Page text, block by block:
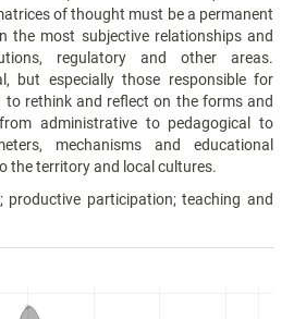
of thought must be a permanent
the most subjective relationships and
regulatory and other areas.
but especially those responsible for
to rethink and reflect on the forms and
administrative to pedagogical to
mechanisms and educational
the territory and local cultures.
productive participation; teaching and